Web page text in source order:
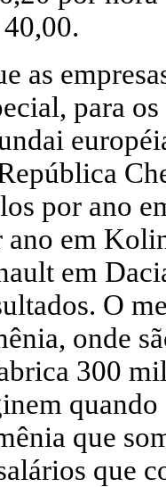
as
para
por ano
em
em
O
onde
300
que
que